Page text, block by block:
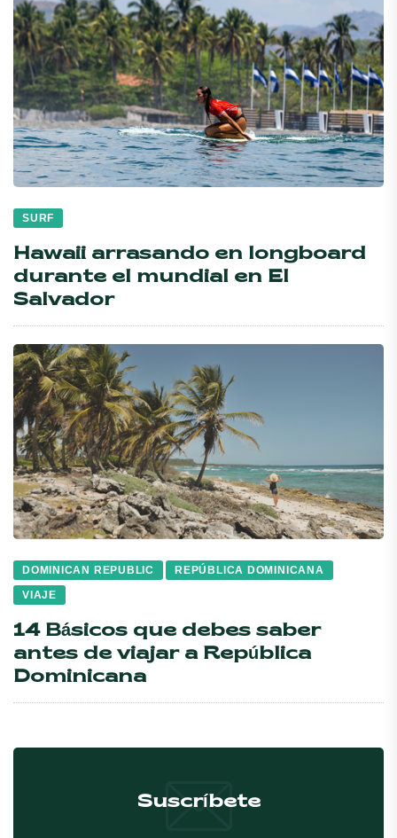
SURF
Hawaii arrasando en longboard
durante el mundial en El
Salvador
DOMINICAN REPUBLIC
REPÚBLICA DOMINICANA
VIAJE
14 Básicos que debes saber
antes de viajar a República
Dominicana
Suscríbete